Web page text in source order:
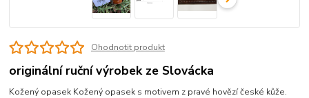
Ohodnotit produkt
originální ruční výrobek ze Slovácka
Kožený opasek Kožený opasek s motivem z pravé hovězí české kůže.